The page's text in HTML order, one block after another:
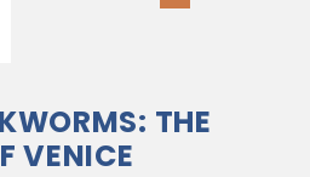
THE
VENICE